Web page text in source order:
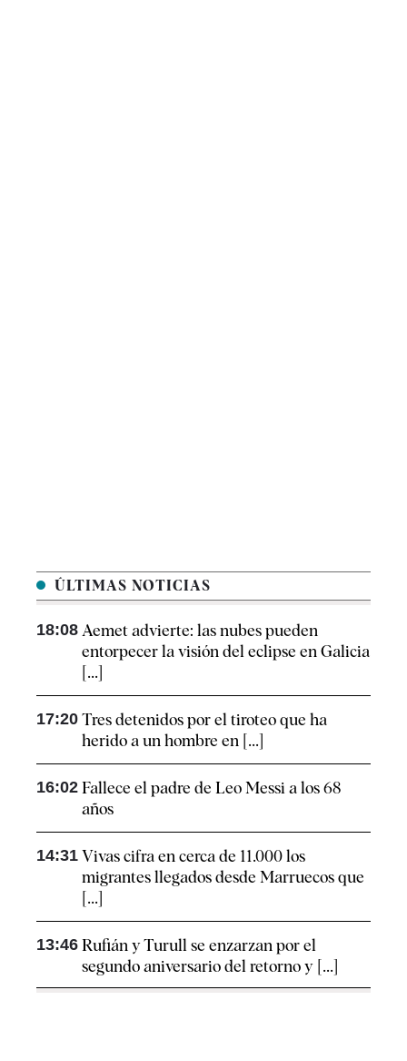
ÚLTIMAS NOTICIAS
18:08 Aemet advierte: las nubes pueden
entorpecer la visión del eclipse en Galicia
[...]
17:20 Tres detenidos por el tiroteo que ha
herido a un hombre en [...]
16:02 Fallece el padre de Leo Messi a los 68
años
14:31 Vivas cifra en cerca de 11.000 los
migrantes llegados desde Marruecos que
[...]
13:46 Rufián y Turull se enzarzan por el
segundo aniversario del retorno y [...]